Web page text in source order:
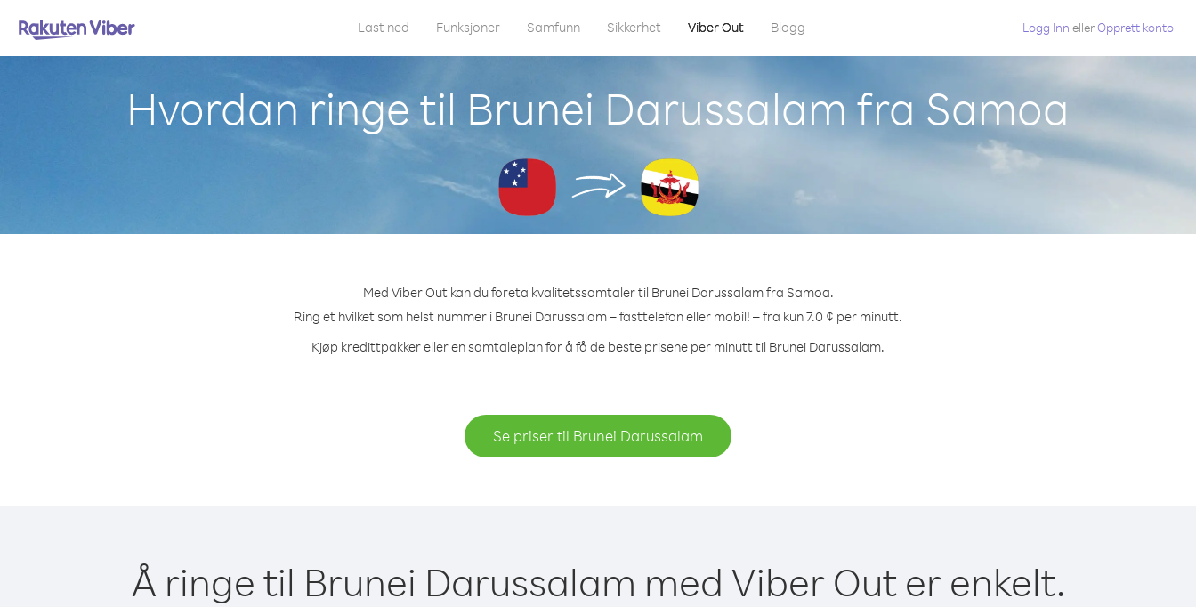
Last ned Funksjoner Samfunn Sikkerhet Viber Out Blogg Logg Inn ellerOpprett konto
Hvordan ringe til Brunei Darussalam fra Samoa
Med Viber Out kan du foreta kvalitetssamtaler til Brunei Darussalam fra Samoa.
Ring et hvilket som helst nummer i Brunei Darussalam – fasttelefon eller mobil! – fra kun 7.0 ¢ per minutt.
Kjøp kredittpakker eller en samtaleplan for å få de beste prisene per minutt til Brunei Darussalam.
Se priser til Brunei Darussalam
Å ringe til Brunei Darussalam med Viber Out er enkelt.